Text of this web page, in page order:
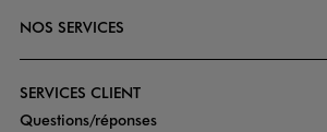
NOS SERVICES
SERVICES CLIENT
Questions/réponses